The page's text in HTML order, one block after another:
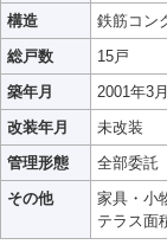
構造
鉄筋コン
総戸数
15戸
築年月
2001年3月
改装年月
未改装
管理形態
全部委託
その他
家具・小
テラス面